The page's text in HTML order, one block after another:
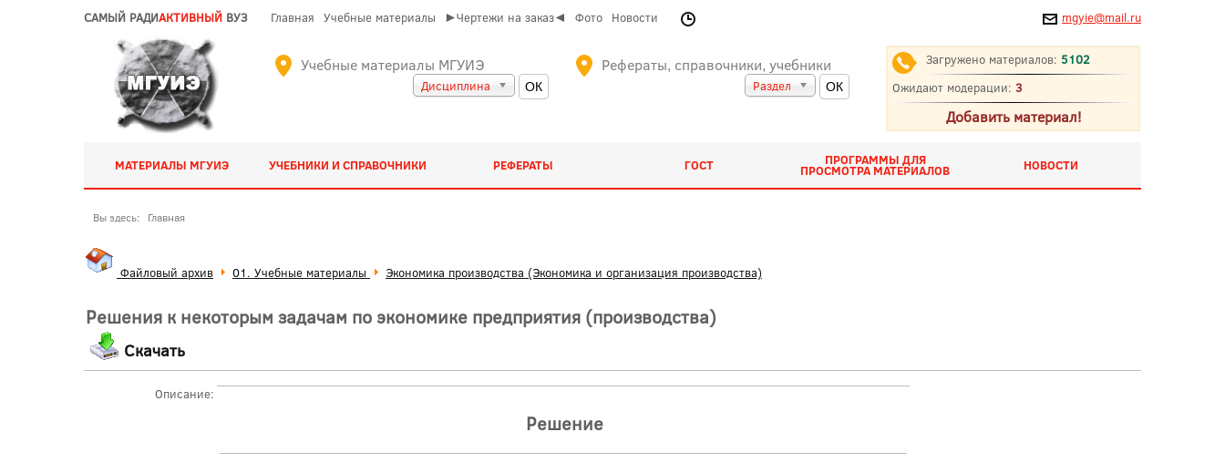
САМЫЙ РАДИАКТИВНЫЙ ВУЗ Главная Учебные материалы ►Чертежи на заказ◄ Фото Новости mgyie@mail.ru
Учебные материалы МГУИЭ
Дисциплина
Рефераты, справочники, учебники
Раздел
Загружено материалов: 5102
Ожидают модерации: 3
Добавить материал!
МАТЕРИАЛЫ МГУИЭ УЧЕБНИКИ И СПРАВОЧНИКИ РЕФЕРАТЫ ГОСТ ПРОГРАММЫ ДЛЯ
ПРОСМОТРА МАТЕРИАЛОВ НОВОСТИ
Вы здесь: Главная
Файловый архив 01. Учебные материалы Экономика производства (Экономика и организация производства)
Решения к некоторым задачам по экономике предприятия (производства)
Скачать
Описание:
Решение